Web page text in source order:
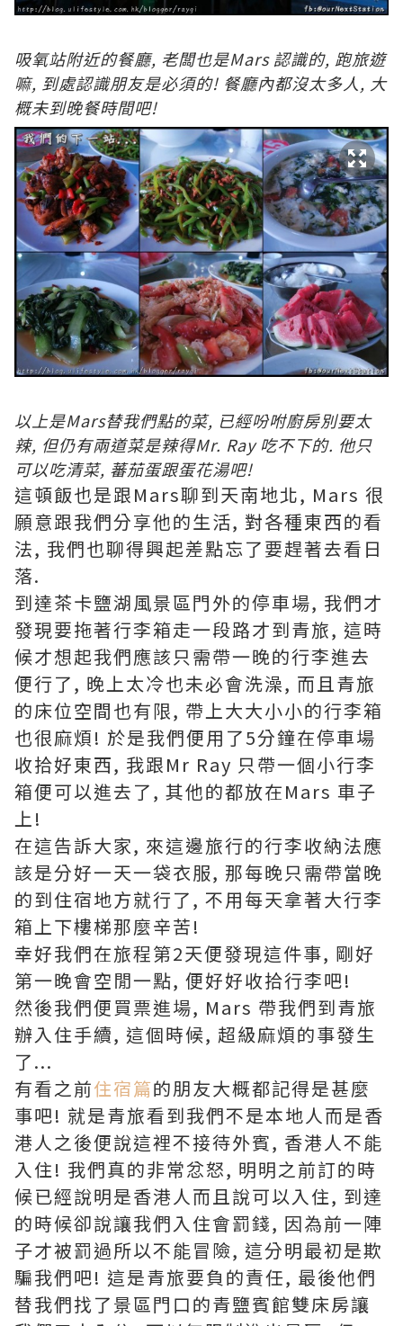
吸氧站附近的餐廳, 老闆也是Mars 認識的, 跑旅遊
嘛, 到處認識朋友是必須的! 餐廳內都沒太多人, 大
概未到晚餐時間吧!
以上是Mars替我們點的菜, 已經吩咐廚房別要太
辣, 但仍有兩道菜是辣得Mr. Ray 吃不下的. 他只
可以吃清菜, 蕃茄蛋跟蛋花湯吧!
這頓飯也是跟Mars聊到天南地北, Mars 很
願意跟我們分享他的生活, 對各種東西的看
法, 我們也聊得興起差點忘了要趕著去看日
落.
到達茶卡鹽湖風景區門外的停車場, 我們才
發現要拖著行李箱走一段路才到青旅, 這時
候才想起我們應該只需帶一晚的行李進去
便行了, 晚上太冷也未必會洗澡, 而且青旅
的床位空間也有限, 帶上大大小小的行李箱
也很麻煩! 於是我們便用了5分鐘在停車場
收拾好東西, 我跟Mr Ray 只帶一個小行李
箱便可以進去了, 其他的都放在Mars 車子
上!
在這告訴大家, 來這邊旅行的行李收納法應
該是分好一天一袋衣服, 那每晚只需帶當晚
的到住宿地方就行了, 不用每天拿著大行李
箱上下樓梯那麼辛苦!
幸好我們在旅程第2天便發現這件事, 剛好
第一晚會空閒一點, 便好好收拾行李吧!
然後我們便買票進場, Mars 帶我們到青旅
辦入住手續, 這個時候, 超級麻煩的事發生
了...
有看之前住宿篇的朋友大概都記得是甚麼
事吧! 就是青旅看到我們不是本地人而是香
港人之後便說這裡不接待外賓, 香港人不能
入住! 我們真的非常忿怒, 明明之前訂的時
候已經說明是香港人而且說可以入住, 到達
的時候卻說讓我們入住會罰錢, 因為前一陣
子才被罰過所以不能冒險, 這分明最初是欺
騙我們吧! 這是青旅要負的責任, 最後他們
替我們找了景區門口的青鹽賓館雙床房讓